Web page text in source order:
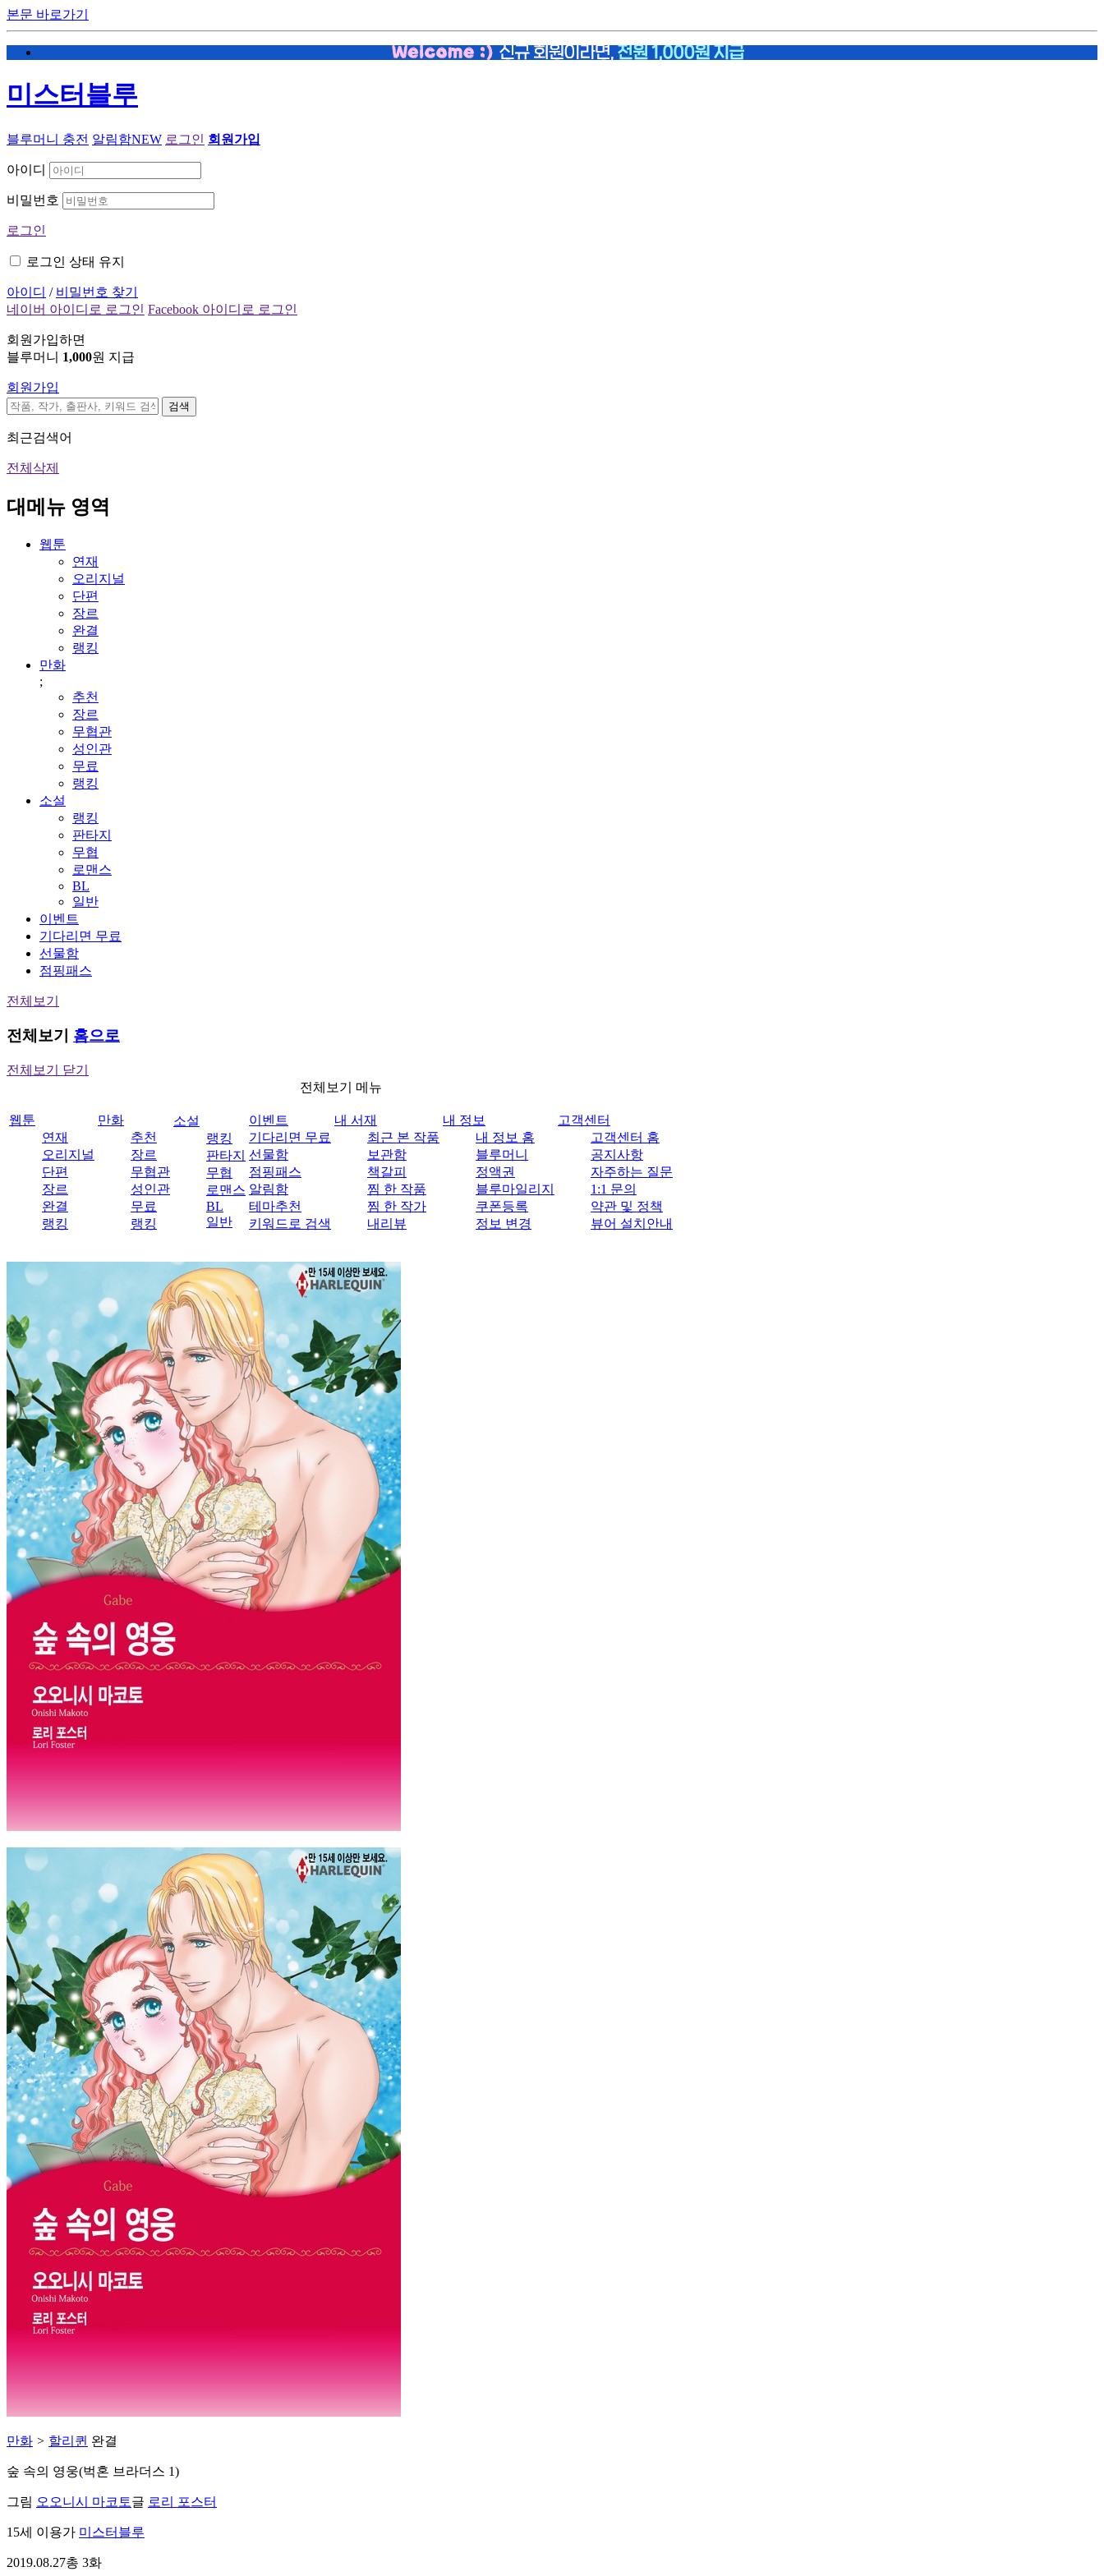
본문 바로가기
미스터블루
블루머니 충전 알림함NEW 로그인 회원가입
아이디
비밀번호
로그인
로그인 상태 유지
아이디 / 비밀번호 찾기
네이버 아이디로 로그인 Facebook 아이디로 로그인
회원가입하면
블루머니 1,000원 지급
회원가입
검색
최근검색어
전체삭제
대메뉴 영역
웹툰
연재
오리지널
단편
장르
완결
랭킹
만화
;
추천
장르
무협관
성인관
무료
랭킹
소설
랭킹
판타지
무협
로맨스
BL
일반
이벤트
기다리면 무료
선물함
점핑패스
전체보기
전체보기 홈으로
전체보기 닫기
전체보기 메뉴
웹툰
연재
오리지널
단편
장르
완결
랭킹
만화
추천
장르
무협관
성인관
무료
랭킹
소설
랭킹
판타지
무협
로맨스
BL
일반
이벤트
기다리면 무료
선물함
점핑패스
알림함
테마추천
키워드로 검색
내 서재
최근 본 작품
보관함
책갈피
찜 한 작품
찜 한 작가
내리뷰
내 정보
내 정보 홈
블루머니
정액권
블루마일리지
쿠폰등록
정보 변경
고객센터
고객센터 홈
공지사항
자주하는 질문
1:1 문의
약관 및 정책
뷰어 설치안내
만화 > 할리퀸 완결
숲 속의 영웅(벅혼 브라더스 1)
그림 오오니시 마코토글 로리 포스터
15세 이용가 미스터블루
2019.08.27총 3화